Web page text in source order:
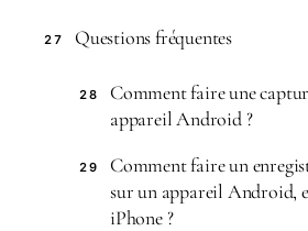
27 Questions fréquentes
28
Comment faire une
appareil Android ?
29
Comment faire un
sur un appareil Android,
iPhone ?